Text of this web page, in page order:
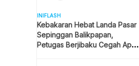
INIFLASH
Kebakaran Hebat Landa Pasar
Sepinggan Balikpapan,
Petugas Berjibaku Cegah Api